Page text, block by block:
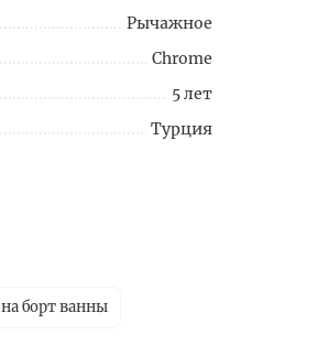
Рычажное
Chrome
5 лет
Турция
борт ванны